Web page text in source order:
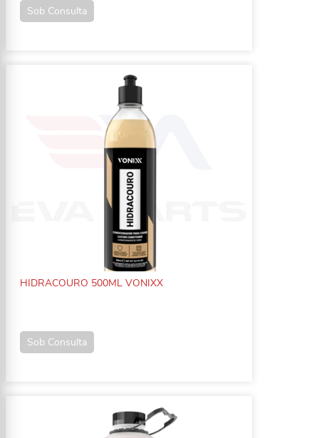
Sob Consulta
HIDRACOURO 500ML VONIXX
Sob Consulta